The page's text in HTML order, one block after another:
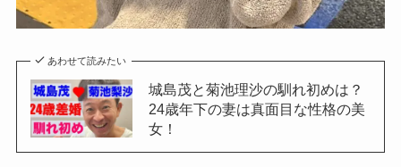
あわせて読みたい
城島茂と菊池理沙の馴れ初めは？
24歳年下の妻は真面目な性格の美
女！